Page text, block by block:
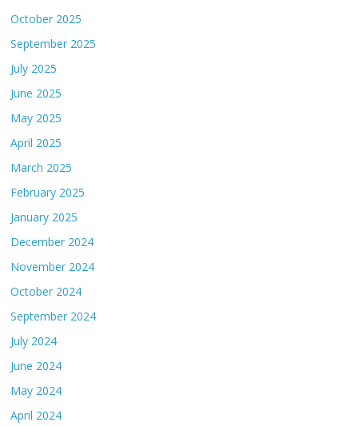
October 2025
September 2025
July 2025
June 2025
May 2025
April 2025
March 2025
February 2025
January 2025
December 2024
November 2024
October 2024
September 2024
July 2024
June 2024
May 2024
April 2024